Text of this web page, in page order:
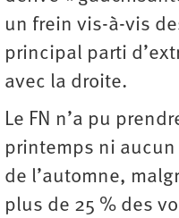
un frein vis-à-vis
principal parti
avec la droite.
Le FN n’a pu
printemps ni
de l’automne,
plus de 25 % des